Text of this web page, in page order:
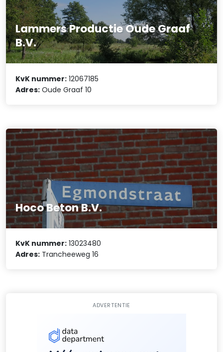
Lammers Productie Oude Graaf
B.V.
KvK nummer: 12067185
Adres: Oude Graaf 10
Hoco Beton B.V.
KvK nummer: 13023480
Adres: Trancheeweg 16
ADVERTENTIE